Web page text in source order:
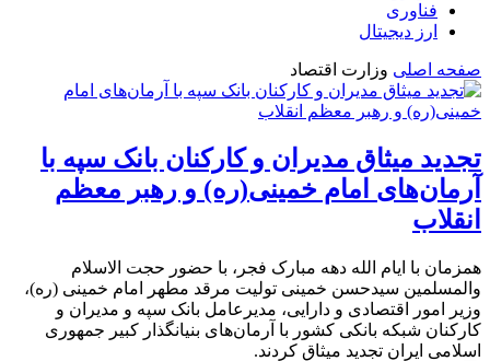
فناوری
ارز دیجیتال
صفحه اصلی وزارت اقتصاد
تجدید میثاق مدیران و کارکنان بانک سپه با
آرمان‌های امام خمینی(ره) و رهبر معظم
انقلاب
همزمان با ایام الله دهه مبارک فجر، با حضور حجت الاسلام
والمسلمین سید‌حسن خمینی تولیت مرقد مطهر امام خمینی (ره)،
وزیر امور اقتصادی و دارایی، مدیرعامل بانک سپه و مدیران و
کارکنان شبکه بانکی کشور با آرمان‌های بنیانگذار کبیر جمهوری
اسلامی ایران تجدید میثاق کردند.